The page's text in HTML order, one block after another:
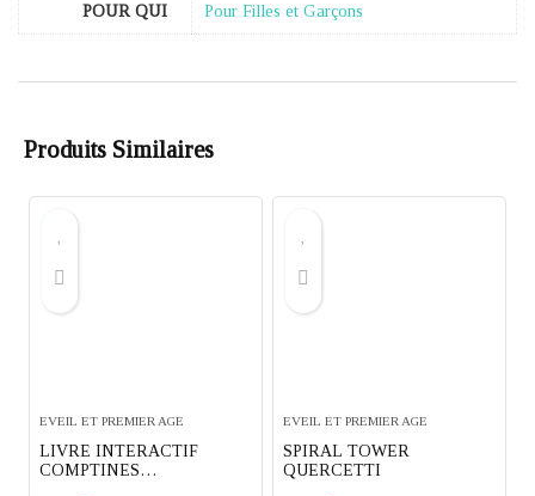
POUR QUI Pour Filles et Garçons
Produits Similaires
EVEIL ET PREMIER AGE
LIVRE INTERACTIF
COMPTINES
EVEIL ET PREMIER AGE
SPIRAL TOWER
QUERCETTI